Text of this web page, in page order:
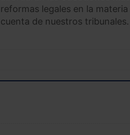
reformas legales en la
cuenta de nuestros tribunales.